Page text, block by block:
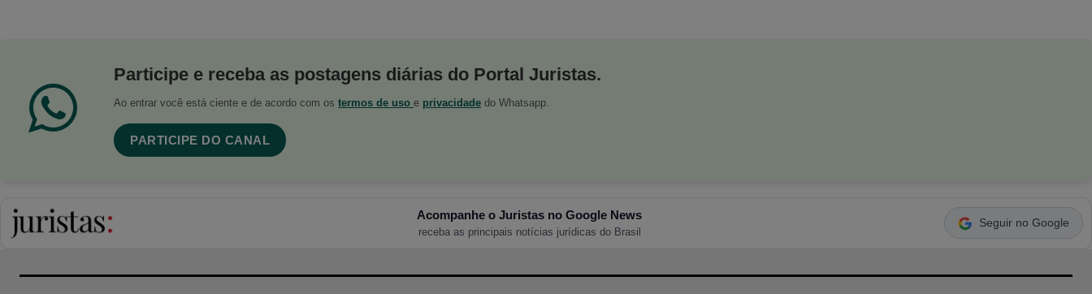
Participe e receba as postagens diárias do Portal Juristas.
Ao entrar você está ciente e de acordo com os termos de uso e privacidade do Whatsapp.
PARTICIPE DO CANAL
Acompanhe o Juristas no Google News
receba as principais notícias jurídicas do Brasil
Seguir no Google